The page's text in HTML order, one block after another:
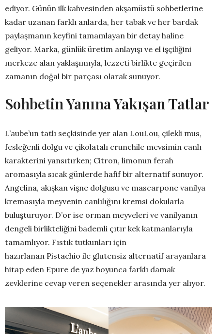
ediyor. Günün ilk kahvesinden akşamüstü sohbetlerine
kadar uzanan farklı anlarda, her tabak ve her bardak
paylaşmanın keyfini tamamlayan bir detay haline
geliyor. Marka, günlük üretim anlayışı ve el işçiliğini
merkeze alan yaklaşımıyla, lezzeti birlikte geçirilen
zamanın doğal bir parçası olarak sunuyor.
Sohbetin Yanına Yakışan Tatlar
L’aube’un tatlı seçkisinde yer alan LouLou, çilekli mus,
fesleğenli dolgu ve çikolatalı crunchile mevsimin canlı
karakterini yansıtırken; Citron, limonun ferah
aromasıyla sıcak günlerde hafif bir alternatif sunuyor.
Angelina, akışkan vişne dolgusu ve mascarpone vanilya
kremasıyla meyvenin canlılığını kremsi dokularla
buluşturuyor. D’or ise orman meyveleri ve vanilyanın
dengeli birlikteliğini bademli çıtır kek katmanlarıyla
tamamlıyor. Fıstık tutkunları için
hazırlanan Pistachio ile glutensiz alternatif arayanlara
hitap eden Epure de yaz boyunca farklı damak
zevklerine cevap veren seçenekler arasında yer alıyor.